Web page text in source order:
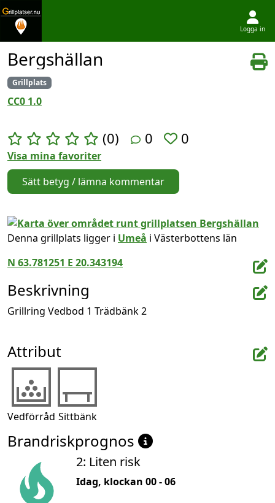
Logga in
Bergshällan
Grillplats
CC0 1.0
(0) 0 0
Visa mina favoriter
Sätt betyg / lämna kommentar
Denna grillplats ligger i Umeå i Västerbottens län
N 63.781251 E 20.343194
Beskrivning
Grillring Vedbod 1 Trädbänk 2
Attribut
Vedförråd Sittbänk
Brandriskprognos
2: Liten risk
Idag, klockan 00 - 06